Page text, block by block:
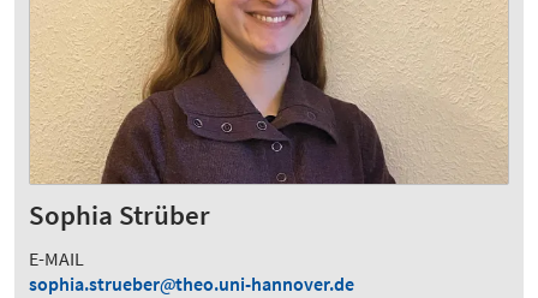
Sophia Strüber
E-MAIL
sophia.strueber
theo.uni-hannover.de